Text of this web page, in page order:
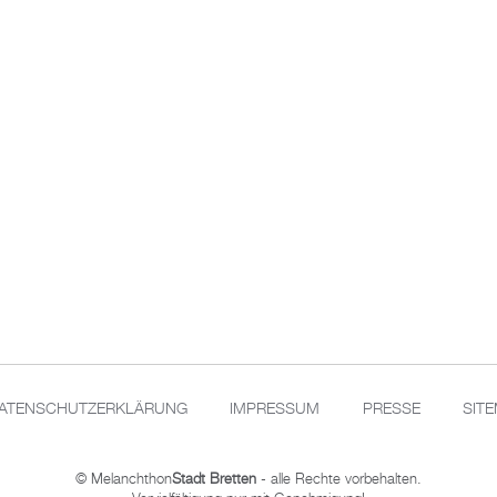
IMPRESSUM PRESSE
© MelanchthonStadt Bretten - alle Rechte vorbehalten.